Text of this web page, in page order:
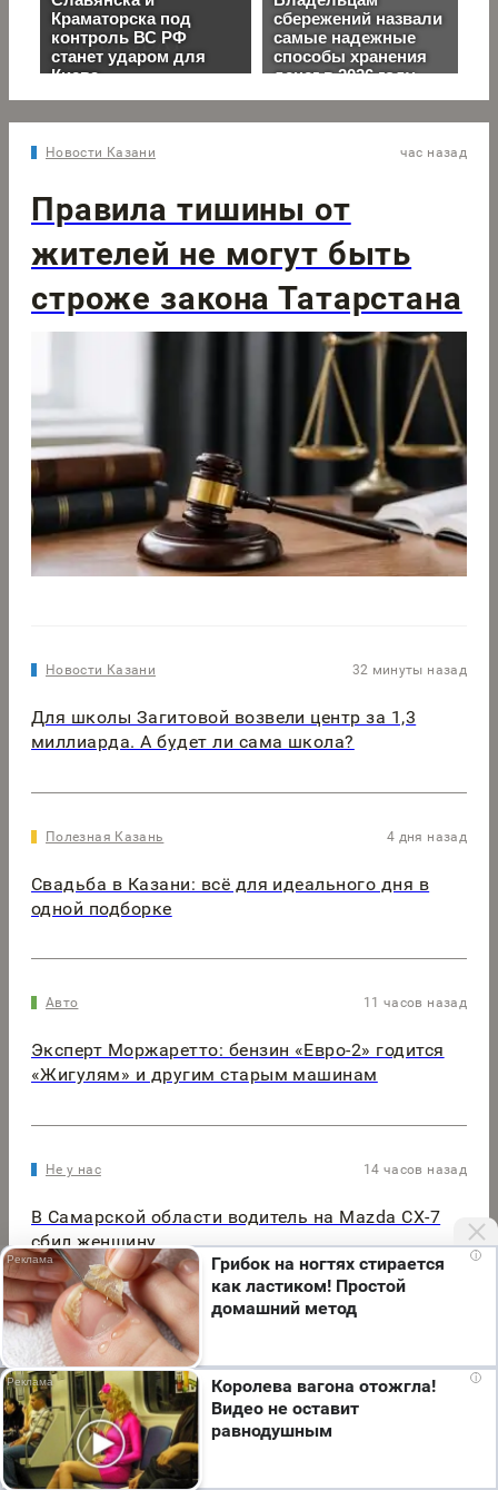
Новости Казани час назад
Правила тишины от
жителей не могут быть
строже закона Татарстана
Новости Казани 32 минуты назад
Для школы Загитовой возвели центр за 1,3
миллиарда. А будет ли сама школа?
Полезная Казань 4 дня назад
Свадьба в Казани: всё для идеального дня в
одной подборке
Авто 11 часов назад
Эксперт Моржаретто: бензин «Евро-2» годится
«Жигулям» и другим старым машинам
Не у нас 14 часов назад
В Самарской области водитель на Mazda CX-7
сбил женщину
Мы используем cookie. Во время посещения сайта
вы соглашаетесь с тем, что мы обрабатываем
ваши персональные данные с использованием
метрик Яндекс Метрика, top.mail.ru, LiveInternet.
Я согласен
i
Грибок на ногтях стирается
как ластиком! Простой
домашний метод
i
Королева вагона отожгла!
Видео не оставит
равнодушным